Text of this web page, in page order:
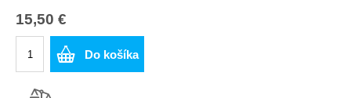
15,50 €
Do košíka